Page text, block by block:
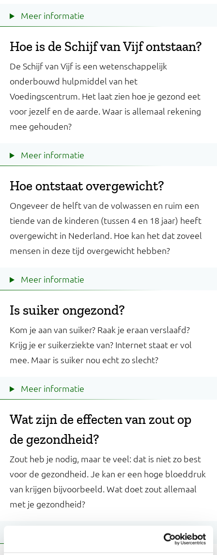
Meer informatie
Hoe is de Schijf van Vijf ontstaan?
De Schijf van Vijf is een wetenschappelijk
onderbouwd hulpmiddel van het
Voedingscentrum. Het laat zien hoe je gezond eet
voor jezelf en de aarde. Waar is allemaal rekening
mee gehouden?
Meer informatie
Hoe ontstaat overgewicht?
Ongeveer de helft van de volwassen en ruim een
tiende van de kinderen (tussen 4 en 18 jaar) heeft
overgewicht in Nederland. Hoe kan het dat zoveel
mensen in deze tijd overgewicht hebben?
Meer informatie
Is suiker ongezond?
Kom je aan van suiker? Raak je eraan verslaafd?
Krijg je er suikerziekte van? Internet staat er vol
mee. Maar is suiker nou echt zo slecht?
Meer informatie
Wat zijn de effecten van zout op
de gezondheid?
Zout heb je nodig, maar te veel: dat is niet zo best
voor de gezondheid. Je kan er een hoge bloeddruk
van krijgen bijvoorbeeld. Wat doet zout allemaal
met je gezondheid?